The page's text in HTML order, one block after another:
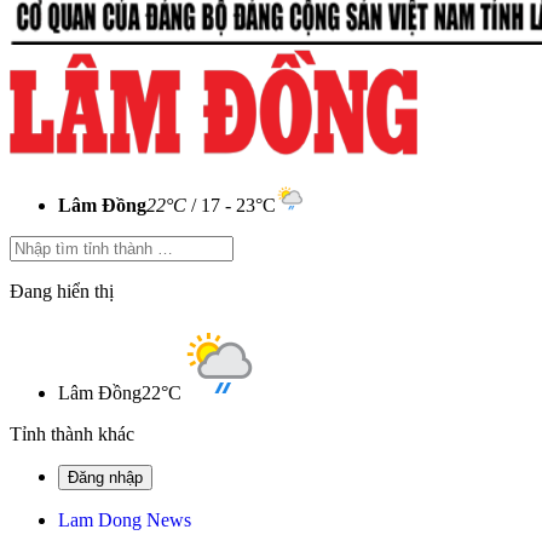
Lâm Đồng22°C / 17 - 23°C
Đang hiển thị
Lâm Đồng22°C
Tỉnh thành khác
Đăng nhập
Lam Dong News